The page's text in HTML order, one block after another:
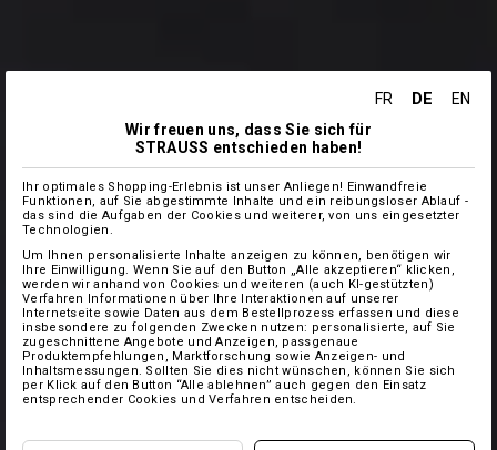
FR DE
EN
Wir freuen uns, dass Sie sich für
STRAUSS entschieden haben!
Ihr optimales Shopping-Erlebnis ist unser Anliegen! Einwandfreie
Funktionen, auf Sie abgestimmte Inhalte und ein reibungsloser Ablauf -
das sind die Aufgaben der Cookies und weiterer, von uns eingesetzter
Technologien.
Um Ihnen personalisierte Inhalte anzeigen zu können, benötigen wir
Ihre Einwilligung. Wenn Sie auf den Button „Alle akzeptieren“ klicken,
werden wir anhand von Cookies und weiteren (auch KI-gestützten)
Verfahren Informationen über Ihre Interaktionen auf unserer
Internetseite sowie Daten aus dem Bestellprozess erfassen und diese
insbesondere zu folgenden Zwecken nutzen: personalisierte, auf Sie
zugeschnittene Angebote und Anzeigen, passgenaue
Produktempfehlungen, Marktforschung sowie Anzeigen- und
Inhaltsmessungen. Sollten Sie dies nicht wünschen, können Sie sich
per Klick auf den Button “Alle ablehnen” auch gegen den Einsatz
entsprechender Cookies und Verfahren entscheiden.